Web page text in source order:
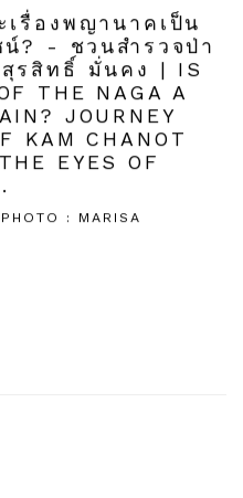
รื่องพญานาคเป็น
? - ชวนสำรวจป่า
รสิทธิ์ มั่นคง | IS
THE NAGA A
JOURNEY
KAM CHANOT
EYES OF
: MARISA